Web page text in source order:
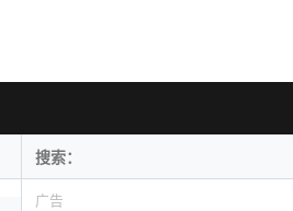
广告